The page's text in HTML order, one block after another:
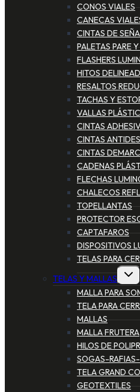
CONOS VIALES
CANECAS
CINTAS DE
PALETAS PARE
FLASHERS
HITOS
RESALTOS
TACHAS Y
VALLAS
CINTAS
CINTAS
CINTAS
CADENAS
FLECHAS
CHALECOS
TOPELLANTAS
PROTECTOR
CAPTAFAROS
DISPOSITIVOS
TELAS PARA
TELAS Y MALLAS
MALLA PARA
TELA PARA
MALLAS
MALLA FRUTERA
HILOS DE
SOGAS-
TELA GRAND
GEOTEXTILES